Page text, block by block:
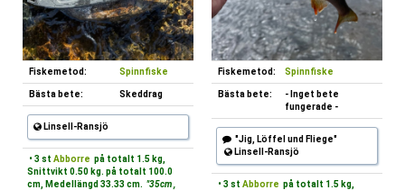
Fiskemetod: Spinnfiske
Bästa bete: Skeddrag
Linsell-Ransjö
• 3 st Abborre på totalt 1.5 kg,
Snittvikt 0.50 kg. på totalt 100.0
cm, Medellängd 33.33 cm. "35cm ,
Fiskemetod: Spinnfiske
Bästa bete:
- Inget bete
fungerade -
"Jig, Löffel und Fliege"
Linsell-Ransjö
• 3 st Abborre på totalt 1.5 kg,